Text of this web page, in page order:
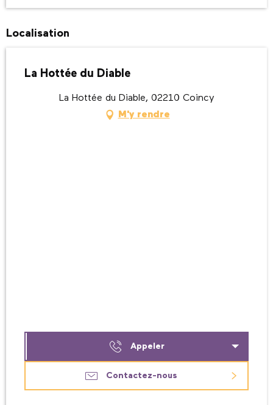
Localisation
La Hottée du Diable
La Hottée du Diable, 02210 Coincy
M'y rendre
Appeler
Contactez-nous